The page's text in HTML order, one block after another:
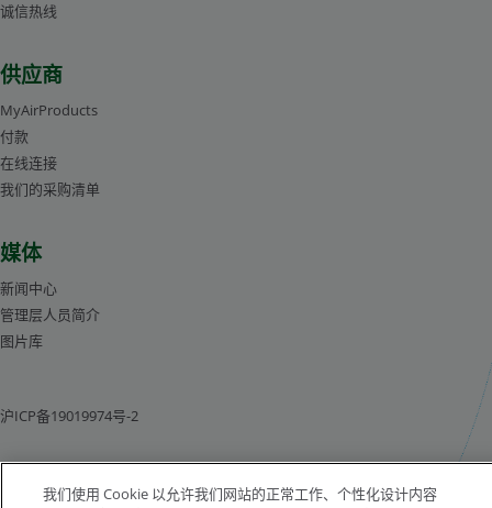
诚信热线
供应商
MyAirProducts
付款
在线连接
我们的采购清单
媒体
新闻中心
管理层人员简介
图片库
沪ICP备19019974号-2
我们使用 Cookie 以允许我们网站的正常工作、个性化设计内容